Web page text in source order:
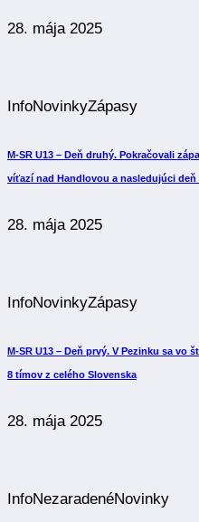
28. mája 2025
InfoNovinkyZápasy
M-SR U13 – Deň druhý. Pokračovali
víťazí nad Handlovou a nasledujúci
28. mája 2025
InfoNovinkyZápasy
M-SR U13 – Deň prvý. V Pezinku sa
8 tímov z celého Slovenska
28. mája 2025
InfoNezaradenéNovinky